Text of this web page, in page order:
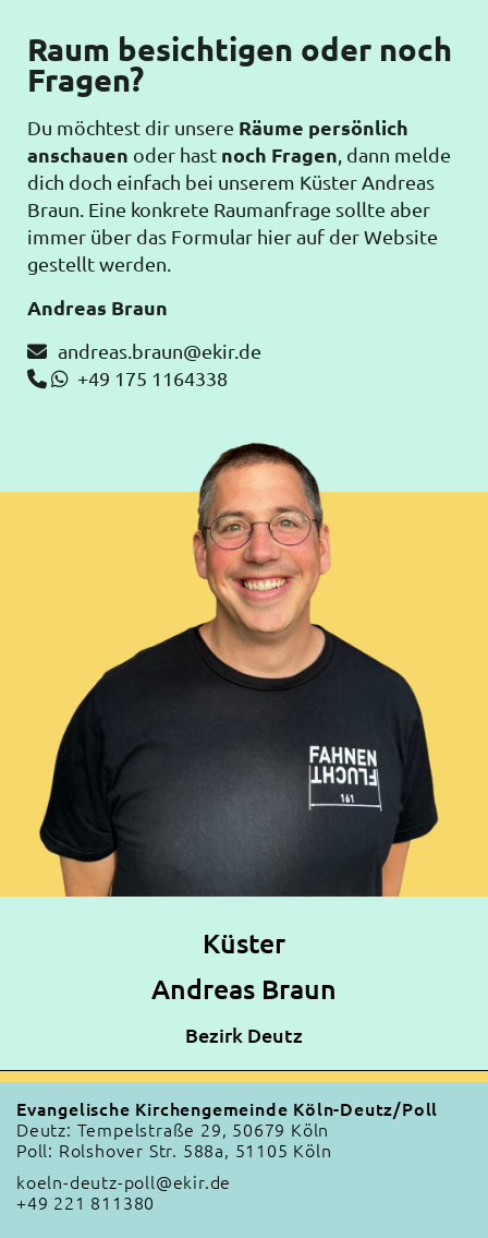
Raum besichtigen oder noch
Fragen?
Du möchtest dir unsere Räume persönlich
anschauen oder hast noch Fragen , dann melde
dich doch einfach bei unserem Küster Andreas
Braun. Eine konkrete Raumanfrage sollte aber
immer über das Formular hier auf der Website
gestellt werden.
Andreas Braun
 andreas.braun@ekir.de
  +49 175 1164338
Küster
Andreas Braun
Bezirk Deutz
Evangelische Kirchengemeinde Köln-Deutz/Poll
Deutz: Tempelstraße 29, 50679 Köln
Poll: Rolshover Str. 588a, 51105 Köln
koeln-deutz-poll@ekir.de
+49 221 811380